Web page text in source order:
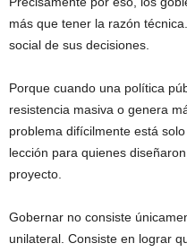
más que tener la razón
social de sus decisiones.
Porque cuando una política
resistencia masiva o genera
problema difícilmente está
lección para quienes
proyecto.
Gobernar no consiste
unilateral. Consiste en lograr